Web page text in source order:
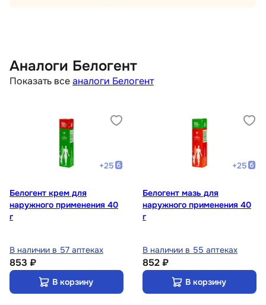
Аналоги Белогент
Показать всеаналоги Белогент
+25
Белогент крем для
наружного применения 40
г
В наличии в 57 аптеках
853 ₽
В корзину
+25
Белогент мазь для
наружного применения 40
г
В наличии в 55 аптеках
852 ₽
В корзину